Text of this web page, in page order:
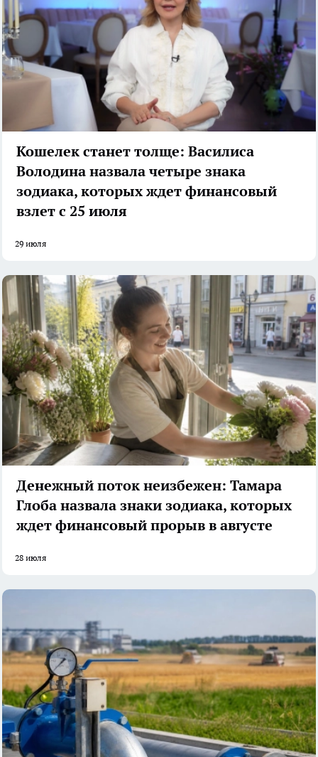
Кошелек станет толще: Василиса
Володина назвала четыре знака
зодиака, которых ждет финансовый
взлет с 25 июля
29 июля
Денежный поток неизбежен: Тамара
Глоба назвала знаки зодиака, которых
ждет финансовый прорыв в августе
28 июля